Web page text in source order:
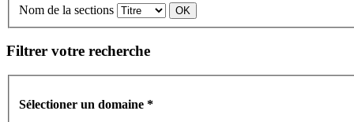
Nom de la sections
Filtrer votre recherche
Sélectioner un domaine *